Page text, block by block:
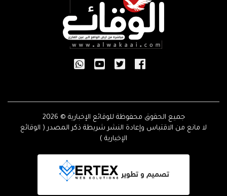
جميع الحقوق محفوظة للوقائع الإخبارية © 2026
لا مانع من الاقتباس وإعادة النشر شريطة ذكر المصدر ( الوقائع
الإخبارية )
تصميم و تطوير